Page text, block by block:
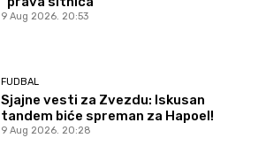
9 Aug 2026. 20:53
FUDBAL
Sjajne vesti za Zvezdu: Iskusan
tandem biće spreman za Hapoel!
9 Aug 2026. 20:28